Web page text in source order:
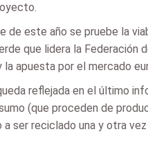
este año se pruebe la
que lidera la
apuesta por el mercado
reflejada en el último
(que proceden de
ser reciclado una y otra